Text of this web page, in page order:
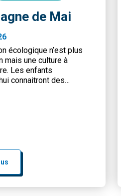
de Mai
écologique n’est plus
mais une culture à
Les enfants
connaitront des
décrypter les enjeux,
de développer un esprit